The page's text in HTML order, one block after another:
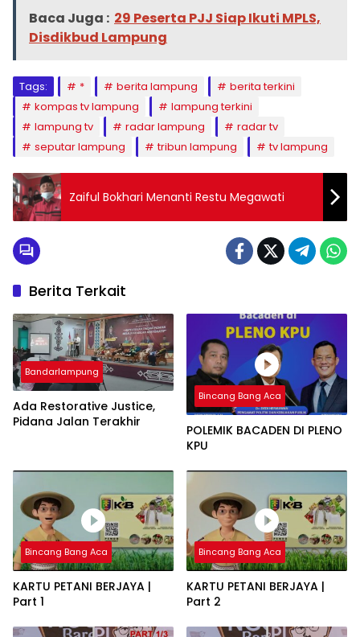
Baca Juga : 29 Peserta PJJ Siap Ikuti MPLS,
Disdikbud Lampung
Tags: * berita lampung
berita terkini
kompas tv lampung
lampung terkini
lampung tv
radar lampung
radar tv
seputar lampung
tribun lampung tv lampung
Zaiful Bokhari Menanti Restu Megawati
Berita Terkait
Bandarlampung
Ada Restorative Justice,
Pidana Jalan Terakhir
Bincang Bang Aca
POLEMIK BACADEN DI PLENO
KPU
Bincang Bang Aca
KARTU PETANI BERJAYA |
Part 1
Bincang Bang Aca
KARTU PETANI BERJAYA |
Part 2